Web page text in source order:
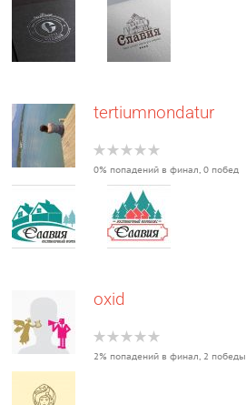
tertiumnondatur
0% попадений в финал, 0 побед
oxid
2% попадений в финал, 2 победы